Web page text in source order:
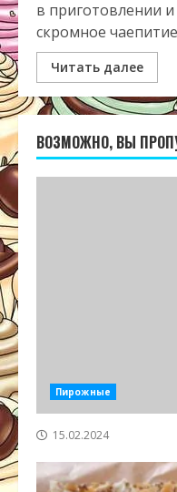
в приготовлении
скромное
Читать далее
ВОЗМОЖНО, ВЫ
Пирожные
15.02.2024